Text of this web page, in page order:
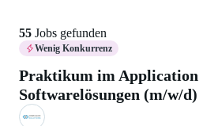
55 Jobs gefunden
Wenig Konkurrenz
Praktikum im Application
Softwarelösungen (m/w/d)